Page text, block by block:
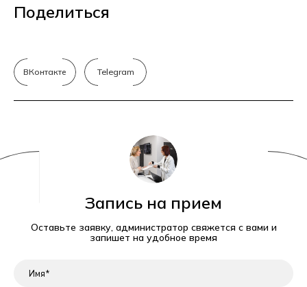
Поделиться
ВКонтакте Telegram
Запись на прием
Оставьте заявку, администратор свяжется с вами и
запишет на удобное время